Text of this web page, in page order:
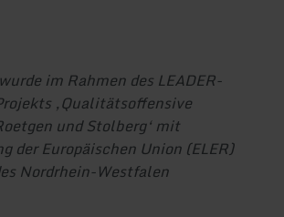
im Rahmen des LEADER-
‚Qualitätsoffensive
und Stolberg‘ mit
der Europäischen Union (ELER)
Nordrhein-Westfalen